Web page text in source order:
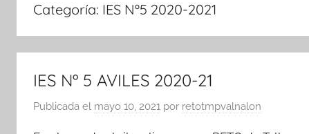
Categoría: IES Nº5 2020-2021
IES Nº 5 AVILES 2020-21
Publicada el mayo 10, 2021 por retotmpvalnalon